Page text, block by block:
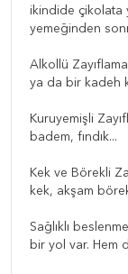
ikindide çikolata
yemeğinden
Alkollü
ya da bir kadeh
Kuruyemişli
badem, fındık...
Kek ve Börekli
kek, akşam
Sağlıklı
bir yol var. Hem